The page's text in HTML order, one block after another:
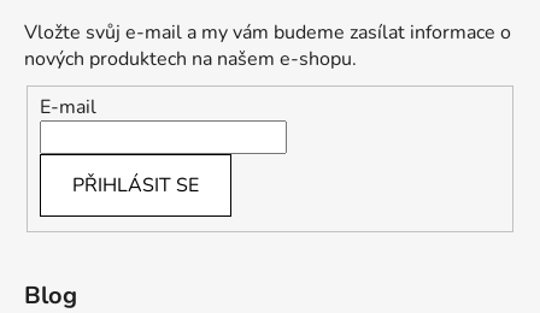
Vložte svůj e-mail a my vám budeme zasílat informace o
nových produktech na našem e-shopu.
E-mail
PŘIHLÁSIT SE
Blog